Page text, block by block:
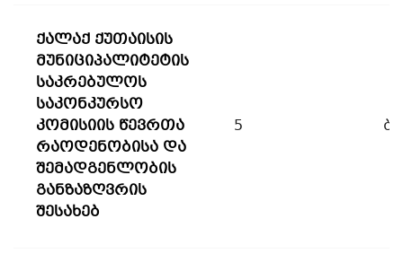
ქალაქ ქუთაისის
მუნიციპალიტეტის
საკრებულოს
საკონკურსო
კომისიის წევრთა
რაოდენობისა და
შემადგენლობის
განზაზღვრის
შესახებ
5